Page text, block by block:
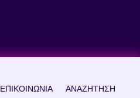
ΕΠΙΚΟΙΝΩΝΙΑ ΑΝΑΖΗΤΗΣΗ